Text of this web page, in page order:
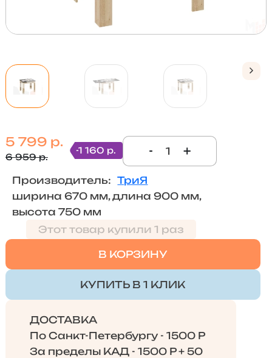
5 799 р.
6 959 р.
-1 160 р. - +
Производитель: ТриЯ
ширина 670 мм, длина 900 мм,
высота 750 мм
Этот товар купили 1 раз
В КОРЗИНУ
КУПИТЬ В 1 КЛИК
ДОСТАВКА
По Санкт-Петербургу - 1500 Р
За пределы КАД - 1500 Р + 50